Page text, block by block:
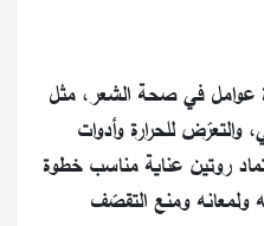
في صحة الشعر، مثل
والتعرّض للحرارة وأدوات
روتين عناية مناسب خطوة
ولمعانه ومنع التقصّف